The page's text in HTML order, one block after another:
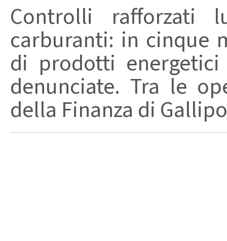
Controlli
carburanti: in cinque
di prodotti
denunciate. Tra le
della Finanza di